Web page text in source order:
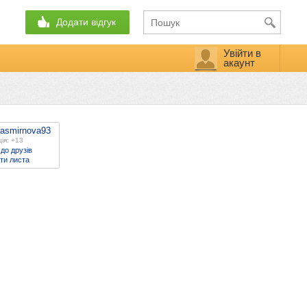
Додати відгук
Увійти в
акаунт
+13
друзів
листа